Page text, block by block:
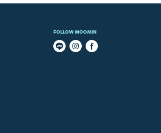
FOLLOW MOOMIN